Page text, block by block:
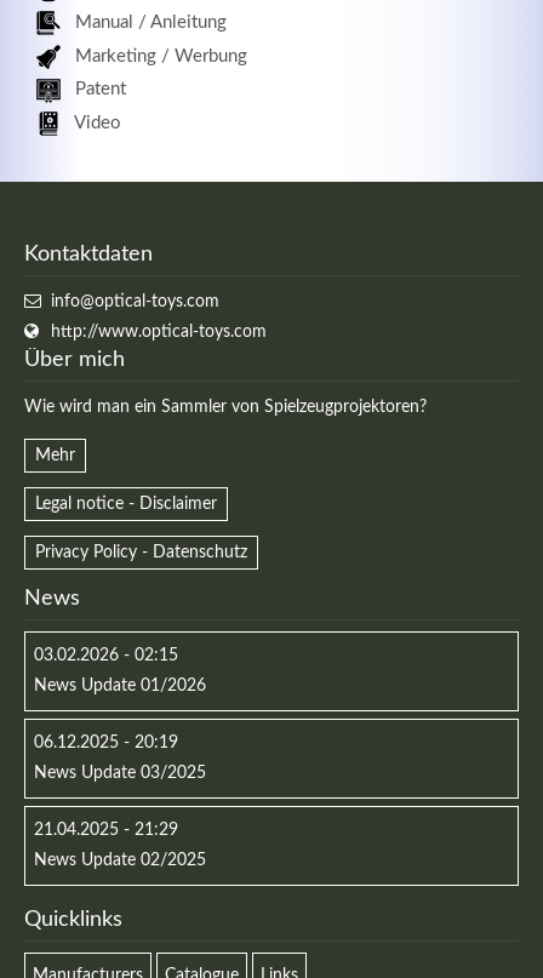
Manual / Anleitung
Marketing / Werbung
Patent
Video
Kontaktdaten
info@optical-toys.com
http://www.optical-toys.com
Über mich
Wie wird man ein Sammler von Spielzeugprojektoren?
Mehr
Legal notice - Disclaimer
Privacy Policy - Datenschutz
News
03.02.2026 - 02:15
News Update 01/2026
06.12.2025 - 20:19
News Update 03/2025
21.04.2025 - 21:29
News Update 02/2025
Quicklinks